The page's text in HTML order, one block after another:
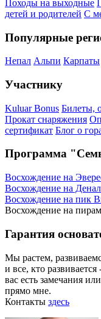
Походы на выходные
детей и родителей С
Популярные
Непал Альпи Карпаты
Участнику
Kuluar Bonus Билеты,
Прокат снаряжения
сертификат Блог о
Программа
Восхождение на
Восхождение на
Восхождение на пик
Восхождение на
Гарантия
Мы растем,
и все, кто
вас есть замечания
прямо мне.
Контакты здесь